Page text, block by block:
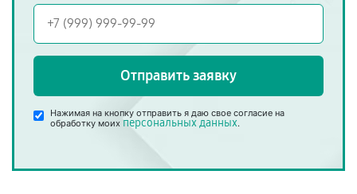
Отправить заявку
Нажимая на кнопку отправить я даю свое согласие на
обработку моих персональных данных.